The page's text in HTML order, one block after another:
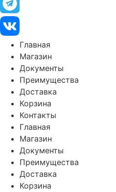
Главная
Магазин
Документы
Преимущества
Доставка
Корзина
Контакты
Главная
Магазин
Документы
Преимущества
Доставка
Корзина